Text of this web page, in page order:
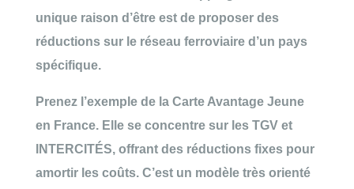
unique raison d’être est de proposer des
réductions sur le réseau ferroviaired’un pays
spécifique.
Prenez l’exemple de la Carte Avantage Jeune
en France. Elle se concentre sur les TGV et
INTERCITÉS, offrant des réductions fixes pour
amortir les coûts. C’est un modèle très orienté